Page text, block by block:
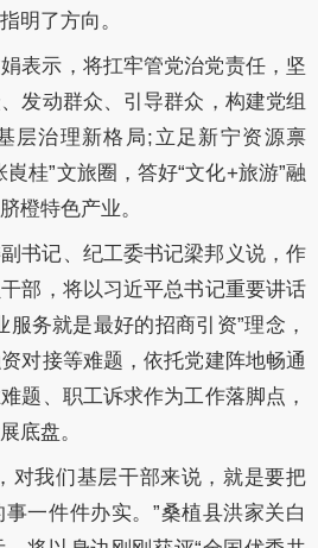
明了方向。
表示，将扛牢管党治党责任，坚
发动群众、引导群众，构建党组
层治理新格局;立足新宁资源禀
桂”文旅圈，答好“文化+旅游”融
橙特色产业。
书记、纪工委书记梁邦义说，作
部，将以习近平总书记重要讲话
服务就是最好的招商引资”理念，
对接等难题，依托党建阵地畅通
题、职工诉求作为工作落脚点，
底盘。
对我们基层干部来说，就是要把
一件件办实。”桑植县洪家关白